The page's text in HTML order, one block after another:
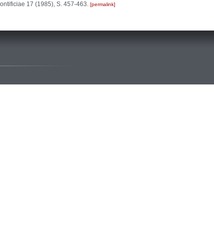
17 (1985), S. 457-463. permalink